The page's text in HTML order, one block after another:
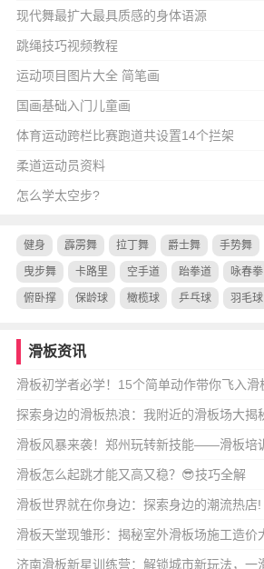
现代舞最扩大最具质感的身体语源
跳绳技巧视频教程
运动项目图片大全 简笔画
国画基础入门儿童画
体育运动跨栏比赛跑道共设置14个拦架
柔道运动员资料
怎么学太空步?
健身 霹雳舞 拉丁舞 爵士舞 手势舞
曳步舞 卡路里 空手道 跆拳道 咏春拳
俯卧撑 保龄球 橄榄球 乒乓球 羽毛球
滑板资讯
滑板初学者必学！15个简单动作带你飞入滑
探索身边的滑板热浪：我附近的滑板场大揭
滑板风暴来袭！郑州玩转新技能——滑板培
滑板怎么起跳才能又高又稳？😎技巧全解
滑板世界就在你身边：探索身边的潮流热店!
滑板天堂现雏形：揭秘室外滑板场施工造价
济南滑板新星训练营：解锁城市新玩法，一